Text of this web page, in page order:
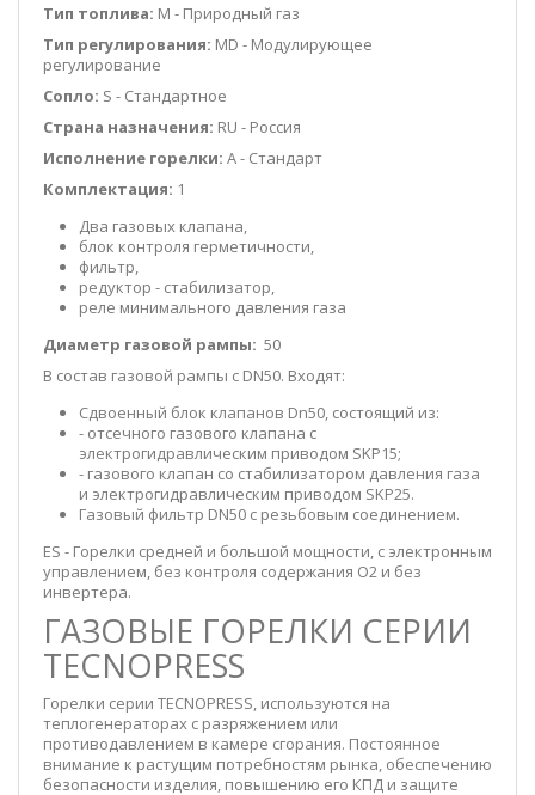
Тип топлива: M - Природный газ
Тип регулирования: MD - Модулирующее
регулирование
Сопло: S - Стандартное
Страна назначения: RU - Россия
Исполнение горелки: A - Стандарт
Комплектация: 1
Два газовых клапана,
блок контроля герметичности,
фильтр,
редуктор - стабилизатор,
реле минимального давления газа
Диаметр газовой рампы: 50
В состав газовой рампы с DN50. Входят:
Сдвоенный блок клапанов Dn50, состоящий из:
- отсечного газового клапана с
электрогидравлическим приводом SKP15;
- газового клапан со стабилизатором давления газа
и электрогидравлическим приводом SKP25.
Газовый фильтр DN50 с резьбовым соединением.
ES - Горелки средней и большой мощности, с электронным
управлением, без контроля содержания О2 и без
инвертера.
ГАЗОВЫЕ ГОРЕЛКИ СЕРИИ
TECNOPRESS
Горелки серии TECNOPRESS, используются на
теплогенераторах с разряжением или
противодавлением в камере сгорания. Постоянное
внимание к растущим потребностям рынка, обеспечению
безопасности изделия, повышению его КПД и защите